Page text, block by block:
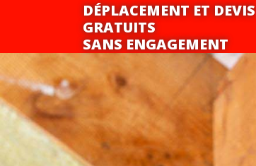
DÉPLACEMENT ET DEVIS
GRATUITS
SANS ENGAGEMENT